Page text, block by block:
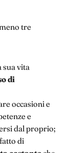
tre
sua vita
di
occasioni e
e
dal proprio;
di